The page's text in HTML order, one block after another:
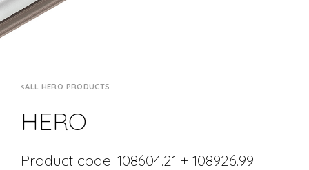
ALL HERO PRODUCTS
HERO
Product code: 108604.21 + 108926.99